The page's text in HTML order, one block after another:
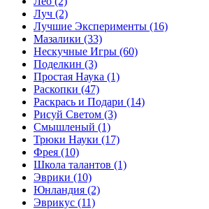
Луч (2)
Лучшие Эксперименты (16)
Мазалики (33)
Нескучные Игры (60)
Поделкин (3)
Простая Наука (1)
Раскопки (47)
Раскрась и Подари (14)
Рисуй Светом (3)
Смышленый (1)
Трюки Науки (17)
Фрея (10)
Школа талантов (1)
Эврики (10)
Юнландия (2)
Эврикус (11)